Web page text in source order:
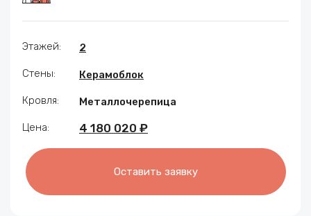
Этажей: 2
Стены: Керамоблок
Кровля: Металлочерепица
Цена: 4 180 020 ₽
Оставить заявку